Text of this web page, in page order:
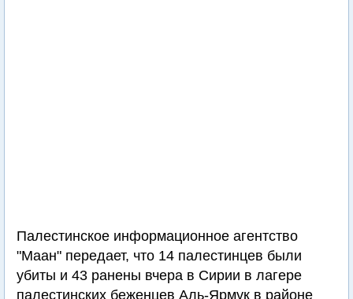
Палестинское информационное агентство
"Маан" передает, что 14 палестинцев были
убиты и 43 ранены вчера в Сирии в лагере
палестинских беженцев Аль-Ярмук в районе